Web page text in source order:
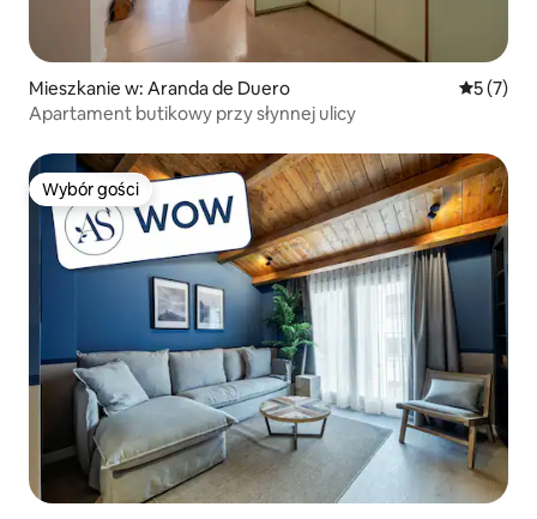
Mieszkanie w: Aranda de Duero Średnia
5 (7)
Apartament butikowy przy słynnej ulicy
Wybór gości
Wybór gości